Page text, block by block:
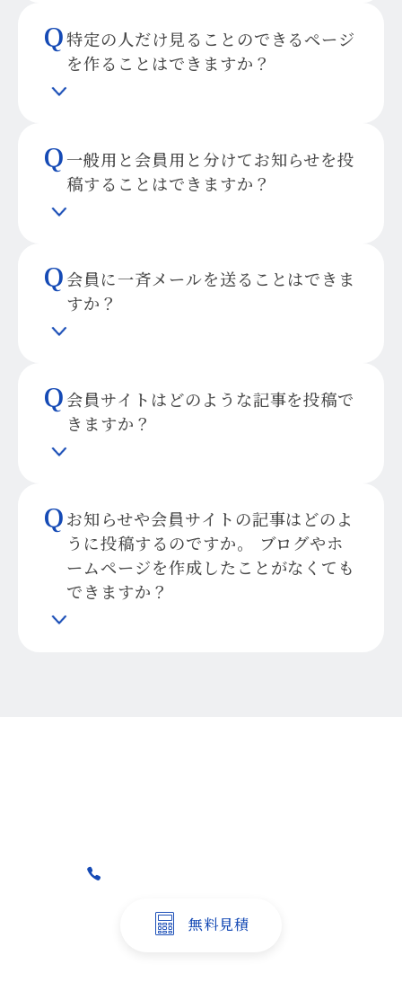
Q特定の人だけ見ることのできるページ
を作ることはできますか？
Q一般用と会員用と分けてお知らせを投
稿することはできますか？
Q会員に一斉メールを送ることはできま
すか？
Q会員サイトはどのような記事を投稿で
きますか？
Qお知らせや会員サイトの記事はどのよ
うに投稿するのですか。 ブログやホ
ームページを作成したことがなくても
できますか？
無料見積